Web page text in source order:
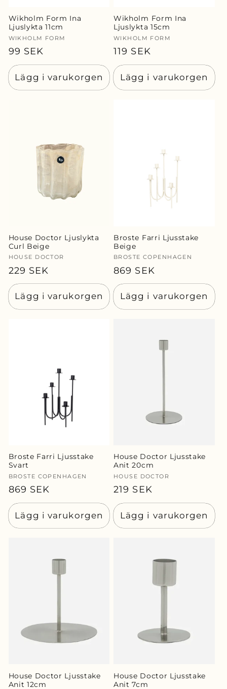
r
i
e
:
Wikholm Form Ina
Ljuslykta 11cm
Säljare:
WIKHOLM FORM
Ordinarie
pris
99 SEK
Lägg i varukorgen
Wikholm Form Ina
Ljuslykta 15cm
Säljare:
WIKHOLM FORM
Ordinarie
pris
119 SEK
Lägg i varukorgen
House Doctor Ljuslykta
Curl Beige
Säljare:
HOUSE DOCTOR
Ordinarie
pris
229 SEK
Lägg i varukorgen
Broste Farri Ljusstake
Beige
Säljare:
BROSTE COPENHAGEN
Ordinarie
pris
869 SEK
Lägg i varukorgen
Broste Farri Ljusstake
Svart
Säljare:
BROSTE COPENHAGEN
Ordinarie
pris
869 SEK
Lägg i varukorgen
House Doctor Ljusstake
Anit 20cm
Säljare:
HOUSE DOCTOR
Ordinarie
pris
219 SEK
Lägg i varukorgen
House Doctor Ljusstake
Anit 12cm
House Doctor Ljusstake
Anit 7cm